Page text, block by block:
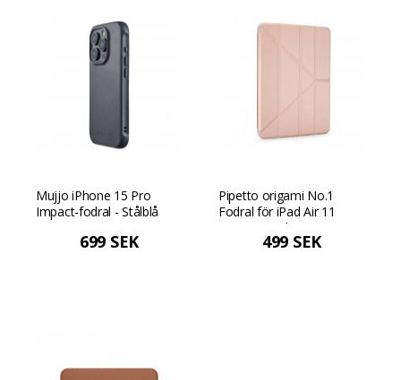
Mujjo iPhone 15 Pro
Impact-fodral - Stålblå
699 SEK
Pipetto origami No.1
Fodral för iPad Air 11
(2024) / iPad Air 10.9
(2022/2020) - Metallisk
499 SEK